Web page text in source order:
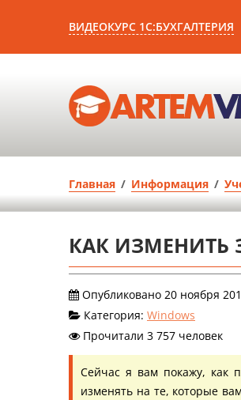
ВИДЕОКУРС 1С:БУХГАЛТЕРИЯ
Главная / Информация /
КАК ИЗМЕНИТЬ
Опубликовано 20 ноября
Категория: Windows
Прочитали 3 757 человек
Сейчас я вам покажу, как
изменять на те, которые